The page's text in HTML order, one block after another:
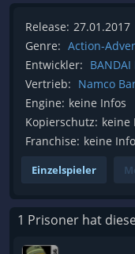
Release: 27.01.2017
Genre: Action-
Entwickler:
Vertrieb: Namco
Engine: keine Infos
Kopierschutz: keine
Franchise: keine
Einzelspieler
1 Prisoner hat